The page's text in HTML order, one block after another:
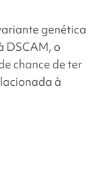
genética
DSCAM, o
chance de ter
à